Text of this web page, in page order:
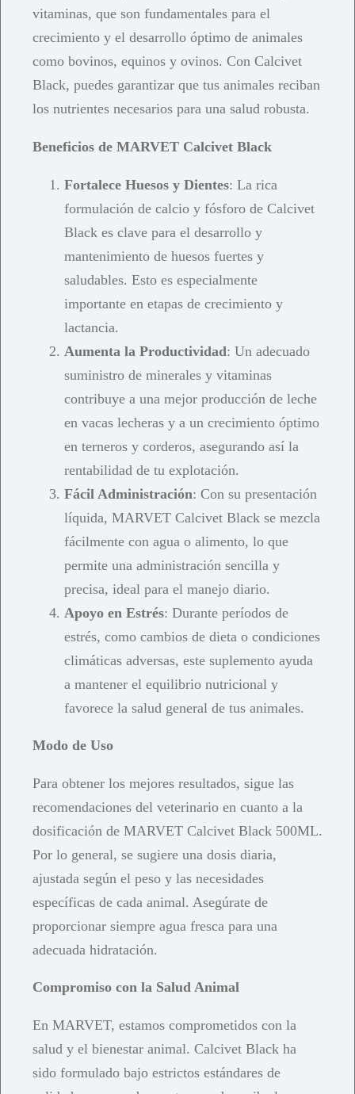
vitaminas, que son fundamentales para el
crecimiento y el desarrollo óptimo de animales
como bovinos, equinos y ovinos. Con Calcivet
Black, puedes garantizar que tus animales reciban
los nutrientes necesarios para una salud robusta.
Beneficios de MARVET Calcivet Black
Fortalece Huesos y Dientes: La rica
formulación de calcio y fósforo de Calcivet
Black es clave para el desarrollo y
mantenimiento de huesos fuertes y
saludables. Esto es especialmente
importante en etapas de crecimiento y
lactancia.
Aumenta la Productividad: Un adecuado
suministro de minerales y vitaminas
contribuye a una mejor producción de leche
en vacas lecheras y a un crecimiento óptimo
en terneros y corderos, asegurando así la
rentabilidad de tu explotación.
Fácil Administración: Con su presentación
líquida, MARVET Calcivet Black se mezcla
fácilmente con agua o alimento, lo que
permite una administración sencilla y
precisa, ideal para el manejo diario.
Apoyo en Estrés: Durante períodos de
estrés, como cambios de dieta o condiciones
climáticas adversas, este suplemento ayuda
a mantener el equilibrio nutricional y
favorece la salud general de tus animales.
Modo de Uso
Para obtener los mejores resultados, sigue las
recomendaciones del veterinario en cuanto a la
dosificación de MARVET Calcivet Black 500ML.
Por lo general, se sugiere una dosis diaria,
ajustada según el peso y las necesidades
específicas de cada animal. Asegúrate de
proporcionar siempre agua fresca para una
adecuada hidratación.
Compromiso con la Salud Animal
En MARVET, estamos comprometidos con la
salud y el bienestar animal. Calcivet Black ha
sido formulado bajo estrictos estándares de